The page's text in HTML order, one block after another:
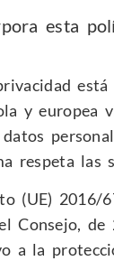
esta
está
y europea
respeta las
(UE) 2016/
Consejo,
a la